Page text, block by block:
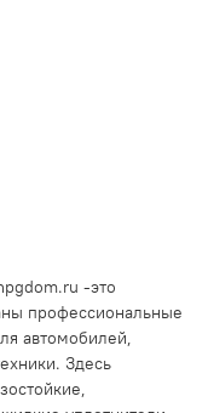
-это
профессиональные
автомобилей,
Здесь